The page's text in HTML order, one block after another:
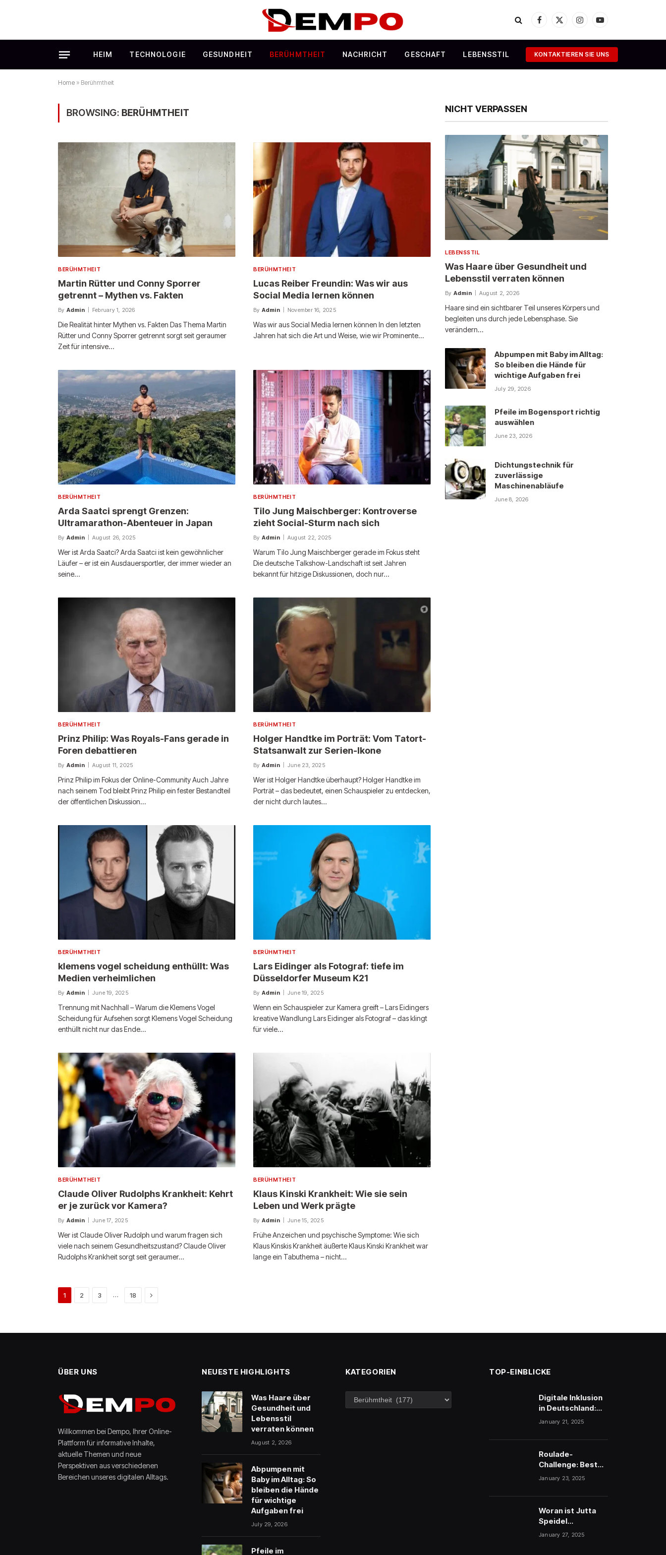
Facebook
X
InstagramYouTube
HEIM TECHNOLOGIE GESUNDHEIT BERÜHMTHEIT NACHRICHT GESCHAFT LEBENSSTIL KONTAKTIEREN SIE UNS
Home » Berühmtheit
BROWSING: BERÜHMTHEIT
BERÜHMTHEIT
Martin Rütter und Conny Sporrer
getrennt – Mythen vs. Fakten
By Admin February 1, 2026
Die Realität hinter Mythen vs. Fakten Das Thema Martin
Rütter und Conny Sporrer getrennt sorgt seit geraumer
Zeit für intensive…
BERÜHMTHEIT
Lucas Reiber Freundin: Was wir aus
Social Media lernen können
By Admin November 16, 2025
Was wir aus Social Media lernen können In den letzten
Jahren hat sich die Art und Weise, wie wir Prominente…
BERÜHMTHEIT
Arda Saatci sprengt Grenzen:
Ultramarathon-Abenteuer in Japan
By Admin August 26, 2025
Wer ist Arda Saatci? Arda Saatci ist kein gewöhnlicher
Läufer – er ist ein Ausdauersportler, der immer wieder an
seine…
BERÜHMTHEIT
Tilo Jung Maischberger: Kontroverse
zieht Social-Sturm nach sich
By Admin August 22, 2025
Warum Tilo Jung Maischberger gerade im Fokus steht
Die deutsche Talkshow-Landschaft ist seit Jahren
bekannt für hitzige Diskussionen, doch nur…
BERÜHMTHEIT
Prinz Philip: Was Royals-Fans gerade in
Foren debattieren
By Admin August 11, 2025
Prinz Philip im Fokus der Online-Community Auch Jahre
nach seinem Tod bleibt Prinz Philip ein fester Bestandteil
der öffentlichen Diskussion…
BERÜHMTHEIT
Holger Handtke im Porträt: Vom Tatort-
Statsanwalt zur Serien-Ikone
By Admin June 23, 2025
Wer ist Holger Handtke überhaupt? Holger Handtke im
Porträt – das bedeutet, einen Schauspieler zu entdecken,
der nicht durch lautes…
BERÜHMTHEIT
klemens vogel scheidung enthüllt: Was
Medien verheimlichen
By Admin June 19, 2025
Trennung mit Nachhall – Warum die Klemens Vogel
Scheidung für Aufsehen sorgt Klemens Vogel Scheidung
enthüllt nicht nur das Ende…
BERÜHMTHEIT
Lars Eidinger als Fotograf: tiefe im
Düsseldorfer Museum K21
By Admin June 19, 2025
Wenn ein Schauspieler zur Kamera greift – Lars Eidingers
kreative Wandlung Lars Eidinger als Fotograf – das klingt
für viele…
BERÜHMTHEIT
Claude Oliver Rudolphs Krankheit: Kehrt
er je zurück vor Kamera?
By Admin June 17, 2025
Wer ist Claude Oliver Rudolph und warum fragen sich
viele nach seinem Gesundheitszustand? Claude Oliver
Rudolphs Krankheit sorgt seit geraumer…
BERÜHMTHEIT
Klaus Kinski Krankheit: Wie sie sein
Leben und Werk prägte
By Admin June 15, 2025
Frühe Anzeichen und psychische Symptome: Wie sich
Klaus Kinskis Krankheit äußerte Klaus Kinski Krankheit war
lange ein Tabuthema – nicht…
1 2 3 … 18 Next
NICHT VERPASSEN
LEBENSSTIL
Was Haare über Gesundheit und
Lebensstil verraten können
By Admin August 2, 2026
Haare sind ein sichtbarer Teil unseres Körpers und
begleiten uns durch jede Lebensphase. Sie
verändern…
Abpumpen mit Baby im Alltag:
So bleiben die Hände für
wichtige Aufgaben frei
July 29, 2026
Pfeile im Bogensport richtig
auswählen
June 23, 2026
Dichtungstechnik für
zuverlässige
Maschinenabläufe
June 8, 2026
ÜBER UNS
Willkommen bei Dempo, Ihrer Online-
Plattform für informative Inhalte,
aktuelle Themen und neue
Perspektiven aus verschiedenen
Bereichen unseres digitalen Alltags.
NEUESTE HIGHLIGHTS
Was Haare über
Gesundheit und
Lebensstil
verraten können
August 2, 2026
Abpumpen mit
Baby im Alltag: So
bleiben die Hände
für wichtige
Aufgaben frei
July 29, 2026
Pfeile im
KATEGORIEN
Kategorien
TOP-EINBLICKE
Digitale Inklusion
in Deutschland:
Wie Technologie
January 21, 2025
Roulade-
Challenge: Besten
Rinderroulade
January 23, 2025
Woran ist Jutta
Speidel
verstorben? Die
January 27, 2025